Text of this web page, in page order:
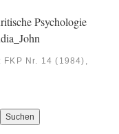
Psychologie
FKP Nr. 14 (1984) ,